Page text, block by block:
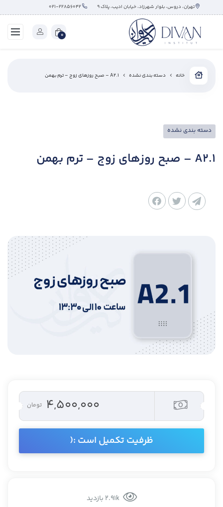
تهران، دروس، بلوار شهرزاد، خیابان ادیب، پلاک ۹
0
خانه دسته بندی نشده A2.1 – صبح روزهای زوج – ترم بهمن
دسته بندی نشده
A2.1 – صبح روزهای زوج – ترم بهمن
۴,۵۰۰,۰۰۰ تومان
ظرفیت تکمیل است :(
2.91k بازدید